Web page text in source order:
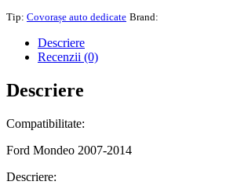
Tip: Covorașe auto dedicate Brand:
Descriere
Recenzii (0)
Descriere
Compatibilitate:
Ford Mondeo 2007-2014
Descriere: